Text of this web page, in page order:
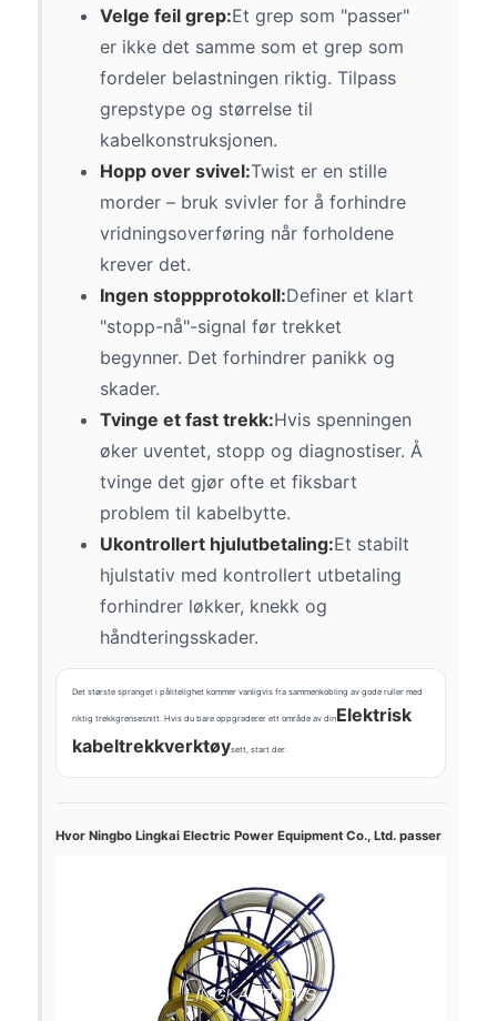
Velge feil grep:Et grep som "passer"
er ikke det samme som et grep som
fordeler belastningen riktig. Tilpass
grepstype og størrelse til
kabelkonstruksjonen.
Hopp over svivel:Twist er en stille
morder – bruk svivler for å forhindre
vridningsoverføring når forholdene
krever det.
Ingen stoppprotokoll:Definer et klart
"stopp-nå"-signal før trekket
begynner. Det forhindrer panikk og
skader.
Tvinge et fast trekk:Hvis spenningen
øker uventet, stopp og diagnostiser. Å
tvinge det gjør ofte et fiksbart
problem til kabelbytte.
Ukontrollert hjulutbetaling:Et stabilt
hjulstativ med kontrollert utbetaling
forhindrer løkker, knekk og
håndteringsskader.
Det største spranget i pålitelighet kommer vanligvis fra sammenkobling av gode ruller med
riktig trekkgrensesnitt. Hvis du bare oppgraderer ett område av dinElektrisk
kabeltrekkverktøysett, start der.
Hvor Ningbo Lingkai Electric Power Equipment Co., Ltd. passer